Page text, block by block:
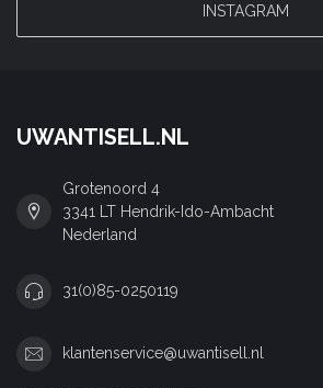
INSTAGRAM
UWANTISELL.NL
Grotenoord 4
3341 LT Hendrik-Ido-Ambacht
Nederland
31(0)85-0250119
klantenservice@uwantisell.nl